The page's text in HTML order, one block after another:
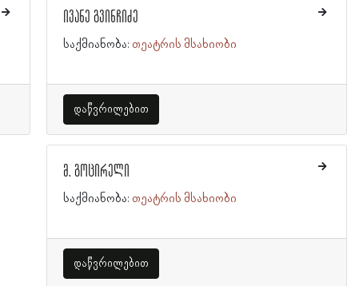
ივანე გვინჩიძე
საქმიანობა: თეატრის მსახიობი
დაწვრილებით
მ. გოცირელი
საქმიანობა: თეატრის მსახიობი
დაწვრილებით